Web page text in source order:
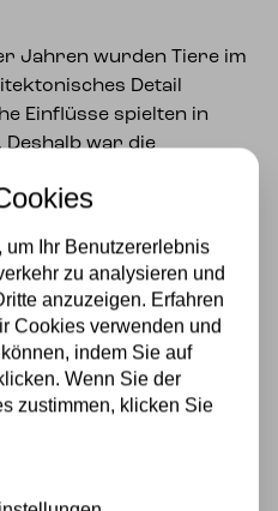
Ihr Benutzererlebnis
zu analysieren und
anzuzeigen. Erfahren
Cookies verwenden und
indem Sie auf
Wenn Sie der
zustimmen, klicken Sie
Jahren wurden Tiere im
Detail
Einflüsse spielten in
Deshalb war die
beliebt bei Art-déco-
wunderschönen
Aussehen.
ist auch schön
Grad rundherum ein